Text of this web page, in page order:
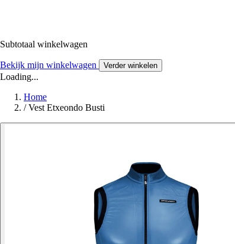
Subtotaal winkelwagen
Bekijk mijn winkelwagen Verder winkelen
Loading...
Home
/ Vest Etxeondo Busti